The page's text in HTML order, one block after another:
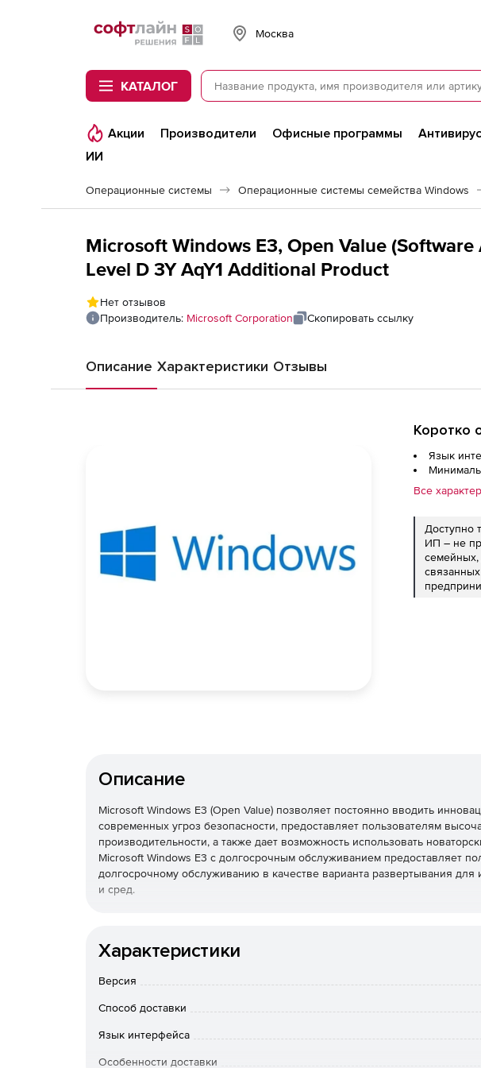
Softline
Москва
КАТАЛОГ
Акции Производители Офисные программы
ИИ
Операционные системы Операционные системы семейства Windows
Microsoft Windows E3, Open Value (Software
Level D 3Y AqY1 Additional Product
Нет отзывов
Производитель: Microsoft Corporation Скопировать ссылку
Описание Характеристики Отзывы
Коротко
Язык
Все
Доступно
ИП – не
Описание
Microsoft Windows E3 (Open Value) позволяет постоянно вводить
современных угроз безопасности, предоставляет пользователям
производительности, а также дает возможность использовать
Microsoft Windows E3 с долгосрочным обслуживанием предоставляет
долгосрочному обслуживанию в качестве варианта развертывания для
и сред.
защиты секретов (например, хэшей паролей NTLM, билетов на
привилегиями. Это помогает предотвратить атаки с передачей хэша
билета (pass-the-ticket).
К возможностям Credential Guard относятся:
Характеристики
Версия
Способ доставки
Язык интерфейса
Особенности доставки